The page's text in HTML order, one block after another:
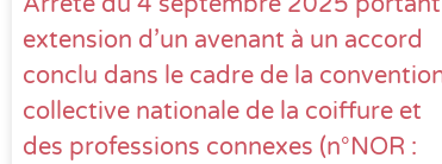
extension d’un avenant à un accord
conclu dans le cadre de la
collective nationale de la coiffure et
des professions connexes (n°NOR :